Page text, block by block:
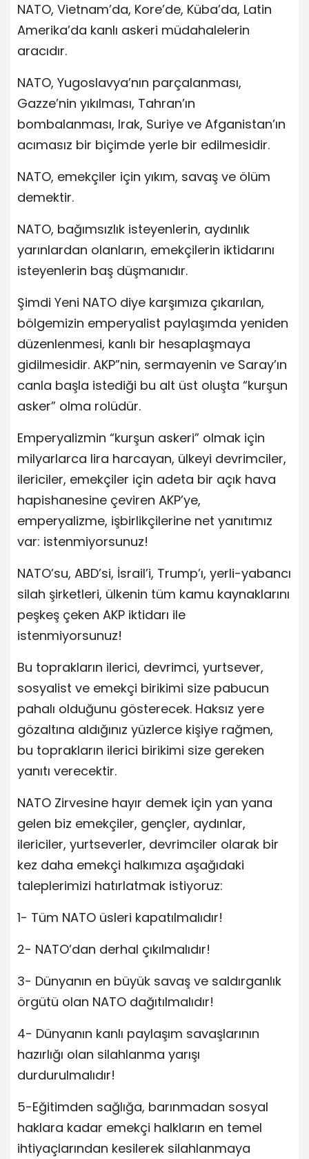
NATO, Vietnam’da, Kore’de, Küba’da, Latin
Amerika’da kanlı askeri müdahalelerin
aracıdır.
NATO, Yugoslavya’nın parçalanması,
Gazze’nin yıkılması, Tahran’ın
bombalanması, Irak, Suriye ve Afganistan’ın
acımasız bir biçimde yerle bir edilmesidir.
NATO, emekçiler için yıkım, savaş ve ölüm
demektir.
NATO, bağımsızlık isteyenlerin, aydınlık
yarınlardan olanların, emekçilerin iktidarını
isteyenlerin baş düşmanıdır.
Şimdi Yeni NATO diye karşımıza çıkarılan,
bölgemizin emperyalist paylaşımda yeniden
düzenlenmesi, kanlı bir hesaplaşmaya
gidilmesidir. AKP”nin, sermayenin ve Saray’ın
canla başla istediği bu alt üst oluşta “kurşun
asker” olma rolüdür.
Emperyalizmin “kurşun askeri” olmak için
milyarlarca lira harcayan, ülkeyi devrimciler,
ilericiler, emekçiler için adeta bir açık hava
hapishanesine çeviren AKP’ye,
emperyalizme, işbirlikçilerine net yanıtımız
var: istenmiyorsunuz!
NATO’su, ABD’si, İsrail’i, Trump’ı, yerli-yabancı
silah şirketleri, ülkenin tüm kamu kaynaklarını
peşkeş çeken AKP iktidarı ile
istenmiyorsunuz!
Bu toprakların ilerici, devrimci, yurtsever,
sosyalist ve emekçi birikimi size pabucun
pahalı olduğunu gösterecek. Haksız yere
gözaltına aldığınız yüzlerce kişiye rağmen,
bu toprakların ilerici birikimi size gereken
yanıtı verecektir.
NATO Zirvesine hayır demek için yan yana
gelen biz emekçiler, gençler, aydınlar,
ilericiler, yurtseverler, devrimciler olarak bir
kez daha emekçi halkımıza aşağıdaki
taleplerimizi hatırlatmak istiyoruz:
1- Tüm NATO üsleri kapatılmalıdır!
2- NATO’dan derhal çıkılmalıdır!
3- Dünyanın en büyük savaş ve saldırganlık
örgütü olan NATO dağıtılmalıdır!
4- Dünyanın kanlı paylaşım savaşlarının
hazırlığı olan silahlanma yarışı
durdurulmalıdır!
5-Eğitimden sağlığa, barınmadan sosyal
haklara kadar emekçi halkların en temel
ihtiyaçlarından kesilerek silahlanmaya